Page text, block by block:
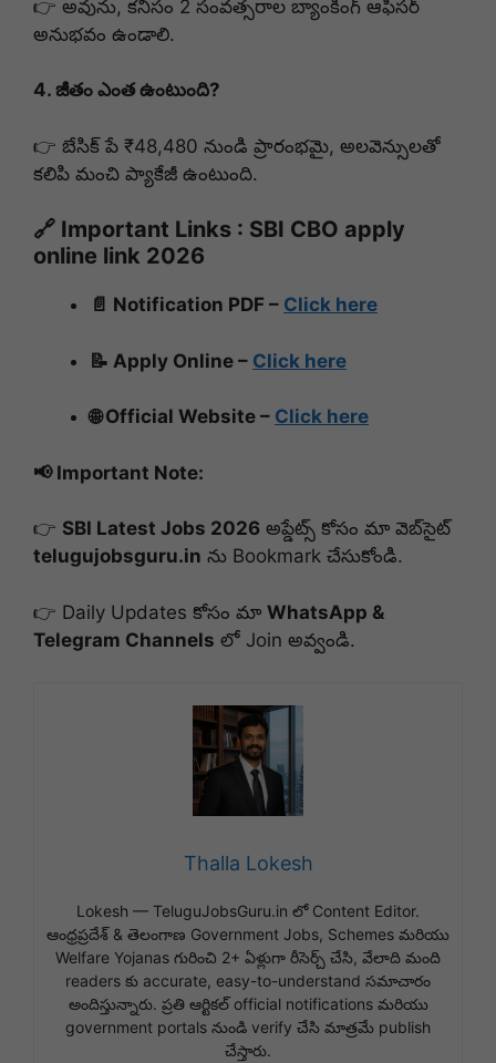
👉 అవును, కనీసం 2 సంవత్సరాల బ్యాంకింగ్ ఆఫీసర్
అనుభవం ఉండాలి.
4. జీతం ఎంత ఉంటుంది?
👉 బేసిక్ పే ₹48,480 నుండి ప్రారంభమై, అలవెన్సులతో
కలిపి మంచి ప్యాకేజీ ఉంటుంది.
🔗 Important Links : SBI CBO apply
online link 2026
📄 Notification PDF – Click here
📝 Apply Online – Click here
🌐 Official Website – Click here
📢 Important Note:
👉 SBI Latest Jobs 2026 అప్డేట్స్ కోసం మా వెబ్‌సైట్
telugujobsguru.in ను Bookmark చేసుకోండి.
👉 Daily Updates కోసం మా WhatsApp &
Telegram Channels లో Join అవ్వండి.
Thalla Lokesh
Lokesh — TeluguJobsGuru.in లో Content Editor.
ఆంధ్రప్రదేశ్ & తెలంగాణ Government Jobs, Schemes మరియు
Welfare Yojanas గురించి 2+ ఏళ్లుగా రీసెర్చ్ చేసి, వేలాది మంది
readers కు accurate, easy-to-understand సమాచారం
అందిస్తున్నారు. ప్రతి ఆర్టికల్ official notifications మరియు
government portals నుండి verify చేసి మాత్రమే publish
చేస్తారు.